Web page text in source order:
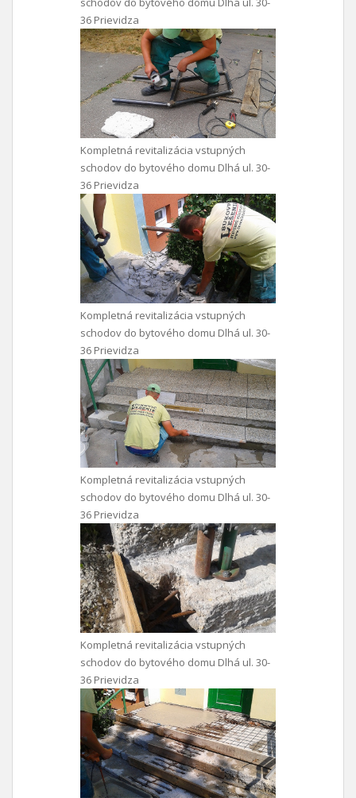
36 Prievidza
Kompletná revitalizácia vstupných
schodov do bytového domu Dlhá ul. 30-
36 Prievidza
Kompletná revitalizácia vstupných
schodov do bytového domu Dlhá ul. 30-
36 Prievidza
Kompletná revitalizácia vstupných
schodov do bytového domu Dlhá ul. 30-
36 Prievidza
Kompletná revitalizácia vstupných
schodov do bytového domu Dlhá ul. 30-
36 Prievidza